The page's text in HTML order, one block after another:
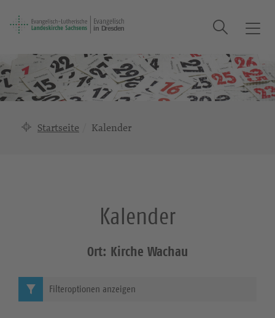
T
g
g
l
Suche
Startseite Kalender
Kalender
Ort: Kirche Wachau
Filteroptionen anzeigen